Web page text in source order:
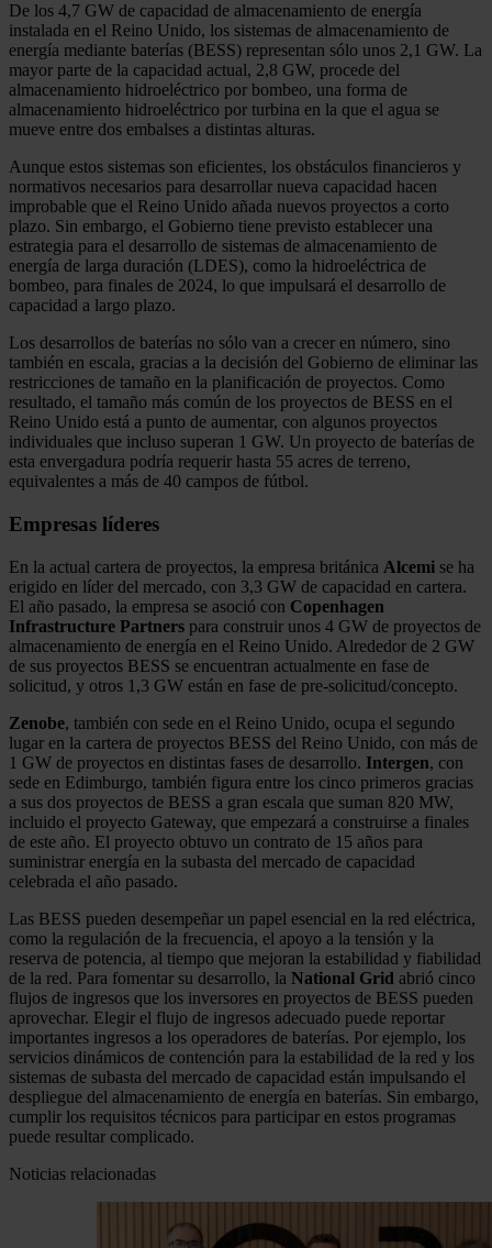
De los 4,7 GW de capacidad de almacenamiento de energía
instalada en el Reino Unido, los sistemas de almacenamiento de
energía mediante baterías (BESS) representan sólo unos 2,1 GW. La
mayor parte de la capacidad actual, 2,8 GW, procede del
almacenamiento hidroeléctrico por bombeo, una forma de
almacenamiento hidroeléctrico por turbina en la que el agua se
mueve entre dos embalses a distintas alturas.
Aunque estos sistemas son eficientes, los obstáculos financieros y
normativos necesarios para desarrollar nueva capacidad hacen
improbable que el Reino Unido añada nuevos proyectos a corto
plazo. Sin embargo, el Gobierno tiene previsto establecer una
estrategia para el desarrollo de sistemas de almacenamiento de
energía de larga duración (LDES), como la hidroeléctrica de
bombeo, para finales de 2024, lo que impulsará el desarrollo de
capacidad a largo plazo.
Los desarrollos de baterías no sólo van a crecer en número, sino
también en escala, gracias a la decisión del Gobierno de eliminar las
restricciones de tamaño en la planificación de proyectos. Como
resultado, el tamaño más común de los proyectos de BESS en el
Reino Unido está a punto de aumentar, con algunos proyectos
individuales que incluso superan 1 GW. Un proyecto de baterías de
esta envergadura podría requerir hasta 55 acres de terreno,
equivalentes a más de 40 campos de fútbol.
Empresas líderes
En la actual cartera de proyectos, la empresa británica Alcemi se ha
erigido en líder del mercado, con 3,3 GW de capacidad en cartera.
El año pasado, la empresa se asoció con Copenhagen
Infrastructure Partners para construir unos 4 GW de proyectos de
almacenamiento de energía en el Reino Unido. Alrededor de 2 GW
de sus proyectos BESS se encuentran actualmente en fase de
solicitud, y otros 1,3 GW están en fase de pre-solicitud/concepto.
Zenobe, también con sede en el Reino Unido, ocupa el segundo
lugar en la cartera de proyectos BESS del Reino Unido, con más de
1 GW de proyectos en distintas fases de desarrollo. Intergen, con
sede en Edimburgo, también figura entre los cinco primeros gracias
a sus dos proyectos de BESS a gran escala que suman 820 MW,
incluido el proyecto Gateway, que empezará a construirse a finales
de este año. El proyecto obtuvo un contrato de 15 años para
suministrar energía en la subasta del mercado de capacidad
celebrada el año pasado.
Las BESS pueden desempeñar un papel esencial en la red eléctrica,
como la regulación de la frecuencia, el apoyo a la tensión y la
reserva de potencia, al tiempo que mejoran la estabilidad y fiabilidad
de la red. Para fomentar su desarrollo, la National Grid abrió cinco
flujos de ingresos que los inversores en proyectos de BESS pueden
aprovechar. Elegir el flujo de ingresos adecuado puede reportar
importantes ingresos a los operadores de baterías. Por ejemplo, los
servicios dinámicos de contención para la estabilidad de la red y los
sistemas de subasta del mercado de capacidad están impulsando el
despliegue del almacenamiento de energía en baterías. Sin embargo,
cumplir los requisitos técnicos para participar en estos programas
puede resultar complicado.
Noticias relacionadas